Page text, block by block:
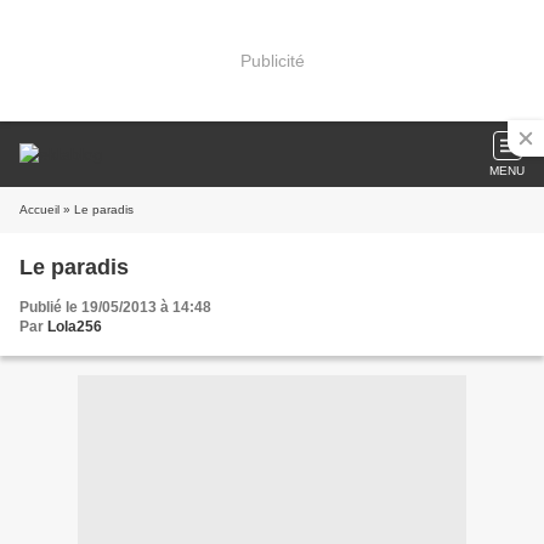
Publicité
MENU
Accueil » Le paradis
Le paradis
Publié le 19/05/2013 à 14:48
Par Lola256